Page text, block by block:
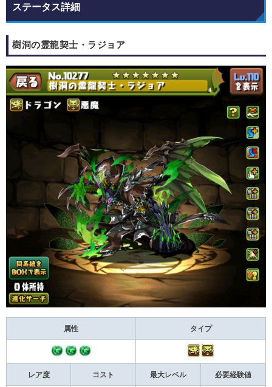
ステータス詳細
樹洞の霊龍契士・ラジョア
属性 タイプ
レア度 コスト 最大レベル 必要経験値